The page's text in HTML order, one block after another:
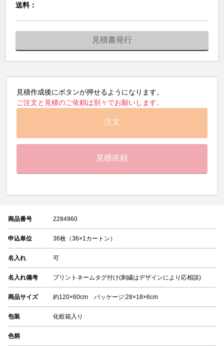
送料：
見積書発行
見積作成後にボタンが押せるようになります。
ご注文と見積のご依頼は別々でお願いします。
注文
見積依頼
商品番号 2284960
申込単位 36枚（36×1カートン）
名入れ 可
名入れ備考 プリントネームタグ付け(刺繍はデザインにより応相談)
商品サイズ 約120×60cm パッケージ:28×18×6cm
包装 化粧箱入り
色柄